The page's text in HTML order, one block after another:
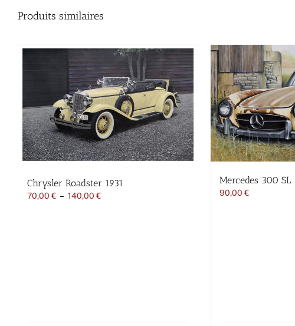
Produits similaires
Chrysler Roadster 1931
70,00 € – 140,00 €Plage
Mercedes 300 SL
90,00 €